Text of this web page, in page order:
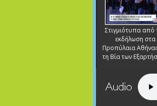
Στιγμιότυπα από
εκδήλωση στα
Προπύλαια
τη Βία των